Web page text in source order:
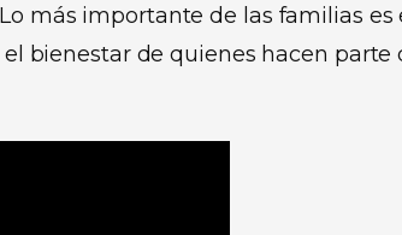
más importante de las familias es
bienestar de quienes hacen parte